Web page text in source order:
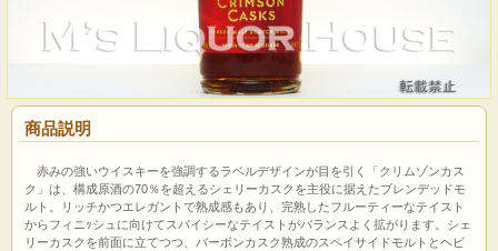
商品説明
赤みの強いウイスキーを強調するラベルデザインが目を引く「クリムゾンカス
ク」は、構成原酒の70％を超えるシェリーカスクを主役に据えたブレンデッドモ
ルト。リッチかつエレガントで熟成感もあり、完熟したフルーティーなテイスト
からフィニｯシュに向けてスパイシーなテイストがバランスよく拡がります。シェ
リーカスクを前面に立てつつ、バーボンカスク熟成のスペイサイドモルトとヘビ